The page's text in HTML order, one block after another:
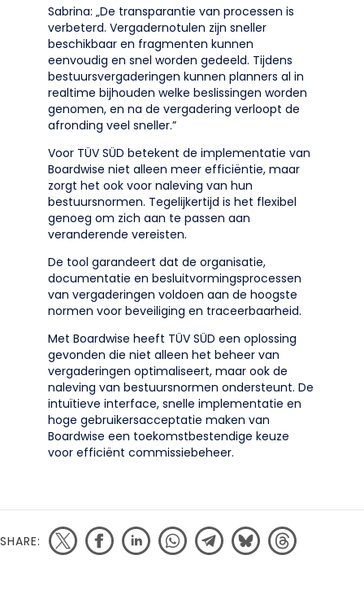
Sabrina: „De transparantie van processen is
verbeterd. Vergadernotulen zijn sneller
beschikbaar en fragmenten kunnen
eenvoudig en snel worden gedeeld. Tijdens
bestuursvergaderingen kunnen planners al in
realtime bijhouden welke beslissingen worden
genomen, en na de vergadering verloopt de
afronding veel sneller.”
Voor TÜV SÜD betekent de implementatie van
Boardwise niet alleen meer efficiëntie, maar
zorgt het ook voor naleving van hun
bestuursnormen. Tegelijkertijd is het flexibel
genoeg om zich aan te passen aan
veranderende vereisten.
De tool garandeert dat de organisatie,
documentatie en besluitvormingsprocessen
van vergaderingen voldoen aan de hoogste
normen voor beveiliging en traceerbaarheid.
Met Boardwise heeft TÜV SÜD een oplossing
gevonden die niet alleen het beheer van
vergaderingen optimaliseert, maar ook de
naleving van bestuursnormen ondersteunt. De
intuïtieve interface, snelle implementatie en
hoge gebruikersacceptatie maken van
Boardwise een toekomstbestendige keuze
voor efficiënt commissiebeheer.
SHARE: